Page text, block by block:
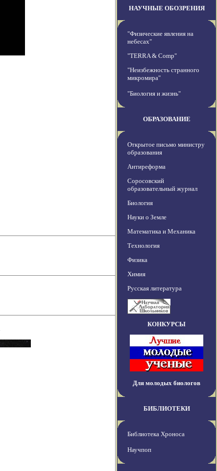
НАУЧНЫЕ ОБОЗРЕНИЯ
"Физические явления на
небесах"
"TERRA & Comp"
"Неизбежность странного
микромира"
"Биология и жизнь"
ОБРАЗОВАНИЕ
Открытое письмо министру
образования
Антиреформа
Соросовский
образовательный журнал
Биология
Науки о Земле
Математика и Механика
Технология
Физика
Химия
Русская литература
КОНКУРСЫ
Для молодых биологов
БИБЛИОТЕКИ
Библиотека Хроноса
Научпоп